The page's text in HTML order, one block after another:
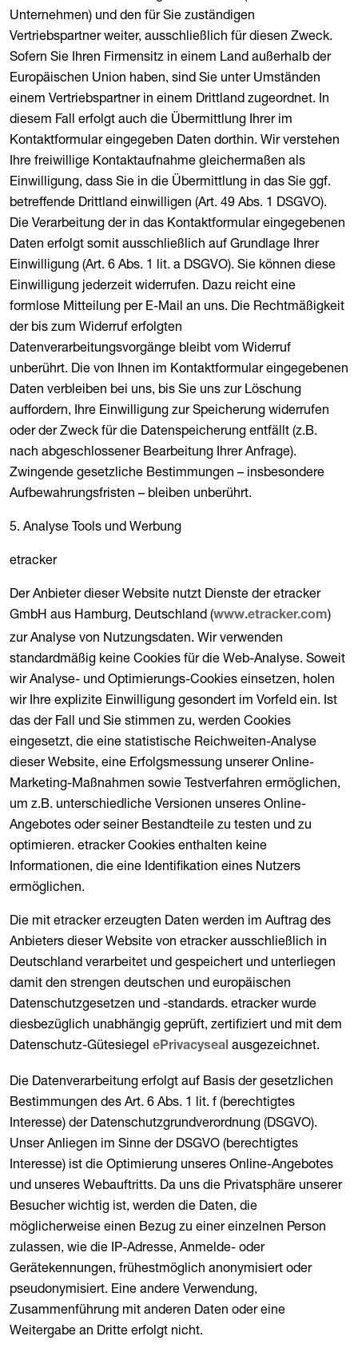
Unternehmen) und den für Sie zuständigen
Vertriebspartner weiter, ausschließlich für diesen Zweck.
Sofern Sie Ihren Firmensitz in einem Land außerhalb der
Europäischen Union haben, sind Sie unter Umständen
einem Vertriebspartner in einem Drittland zugeordnet. In
diesem Fall erfolgt auch die Übermittlung Ihrer im
Kontaktformular eingegeben Daten dorthin. Wir verstehen
Ihre freiwillige Kontaktaufnahme gleichermaßen als
Einwilligung, dass Sie in die Übermittlung in das Sie ggf.
betreffende Drittland einwilligen (Art. 49 Abs. 1 DSGVO).
Die Verarbeitung der in das Kontaktformular eingegebenen
Daten erfolgt somit ausschließlich auf Grundlage Ihrer
Einwilligung (Art. 6 Abs. 1 lit. a DSGVO). Sie können diese
Einwilligung jederzeit widerrufen. Dazu reicht eine
formlose Mitteilung per E-Mail an uns. Die Rechtmäßigkeit
der bis zum Widerruf erfolgten
Datenverarbeitungsvorgänge bleibt vom Widerruf
unberührt. Die von Ihnen im Kontaktformular eingegebenen
Daten verbleiben bei uns, bis Sie uns zur Löschung
auffordern, Ihre Einwilligung zur Speicherung widerrufen
oder der Zweck für die Datenspeicherung entfällt (z.B.
nach abgeschlossener Bearbeitung Ihrer Anfrage).
Zwingende gesetzliche Bestimmungen – insbesondere
Aufbewahrungsfristen – bleiben unberührt.
5. Analyse Tools und Werbung
etracker
Der Anbieter dieser Website nutzt Dienste der etracker
GmbH aus Hamburg, Deutschland (www.etracker.com)
zur Analyse von Nutzungsdaten. Wir verwenden
standardmäßig keine Cookies für die Web-Analyse. Soweit
wir Analyse- und Optimierungs-Cookies einsetzen, holen
wir Ihre explizite Einwilligung gesondert im Vorfeld ein. Ist
das der Fall und Sie stimmen zu, werden Cookies
eingesetzt, die eine statistische Reichweiten-Analyse
dieser Website, eine Erfolgsmessung unserer Online-
Marketing-Maßnahmen sowie Testverfahren ermöglichen,
um z.B. unterschiedliche Versionen unseres Online-
Angebotes oder seiner Bestandteile zu testen und zu
optimieren. etracker Cookies enthalten keine
Informationen, die eine Identifikation eines Nutzers
ermöglichen.
Die mit etracker erzeugten Daten werden im Auftrag des
Anbieters dieser Website von etracker ausschließlich in
Deutschland verarbeitet und gespeichert und unterliegen
damit den strengen deutschen und europäischen
Datenschutzgesetzen und -standards. etracker wurde
diesbezüglich unabhängig geprüft, zertifiziert und mit dem
Datenschutz-Gütesiegel ePrivacyseal ausgezeichnet.
Die Datenverarbeitung erfolgt auf Basis der gesetzlichen
Bestimmungen des Art. 6 Abs. 1 lit. f (berechtigtes
Interesse) der Datenschutzgrundverordnung (DSGVO).
Unser Anliegen im Sinne der DSGVO (berechtigtes
Interesse) ist die Optimierung unseres Online-Angebotes
und unseres Webauftritts. Da uns die Privatsphäre unserer
Besucher wichtig ist, werden die Daten, die
möglicherweise einen Bezug zu einer einzelnen Person
zulassen, wie die IP-Adresse, Anmelde- oder
Gerätekennungen, frühestmöglich anonymisiert oder
pseudonymisiert. Eine andere Verwendung,
Zusammenführung mit anderen Daten oder eine
Weitergabe an Dritte erfolgt nicht.